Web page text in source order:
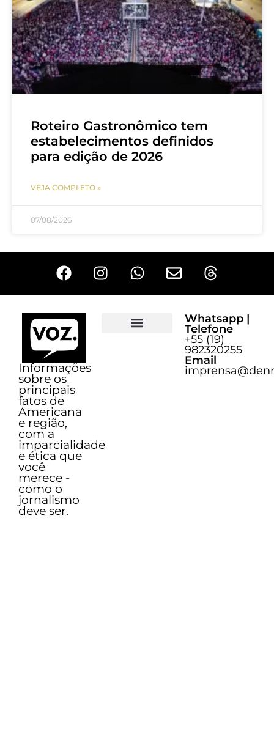
Roteiro Gastronômico tem
estabelecimentos definidos
para edição de 2026
VEJA COMPLETO »
07/08/2026
Informações
sobre os
principais
fatos de
Americana
e região,
com a
imparcialidade
e ética que
você
merece -
como o
jornalismo
deve ser.
Whatsapp |
Telefone
+55 (19)
982320255
Email